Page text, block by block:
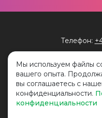
Телефон:
Мы используем файлы
вашего опыта.
вы соглашаетесь с
конфиденциальности.
конфиденциальности